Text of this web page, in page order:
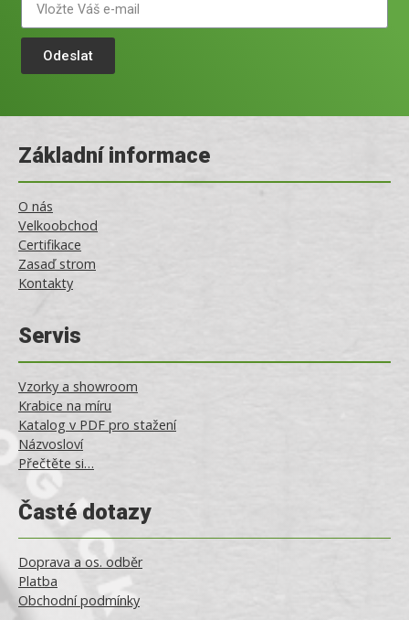
Odeslat
Základní informace
O nás
Velkoobchod
Certifikace
Zasaď strom
Kontakty
Servis
Vzorky a showroom
Krabice na míru
Katalog v PDF pro stažení
Názvosloví
Přečtěte si…
Časté dotazy
Doprava a os. odběr
Platba
Obchodní podmínky